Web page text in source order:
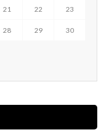
21 22 23
28 29 30